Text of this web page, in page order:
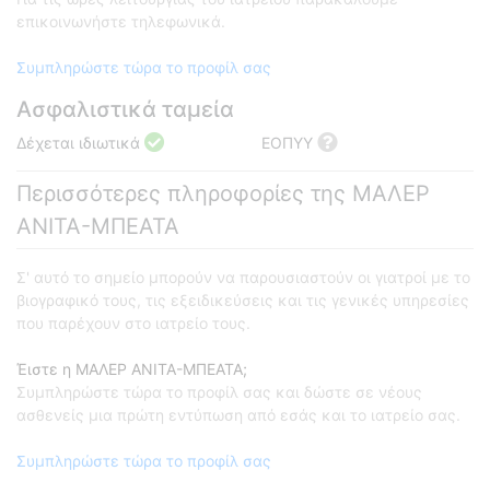
επικοινωνήστε τηλεφωνικά.
Συμπληρώστε τώρα το προφίλ σας
Ασφαλιστικά ταμεία
Δέχεται ιδιωτικά ΕΟΠΥΥ
Περισσότερες πληροφορίες της ΜΑΛΕΡ
ΑΝΙΤΑ-ΜΠΕΑΤΑ
Σ' αυτό το σημείο μπορούν να παρουσιαστούν οι γιατροί με το
βιογραφικό τους, τις εξειδικεύσεις και τις γενικές υπηρεσίες
που παρέχουν στο ιατρείο τους.
Έιστε η ΜΑΛΕΡ ΑΝΙΤΑ-ΜΠΕΑΤΑ;
Συμπληρώστε τώρα το προφίλ σας και δώστε σε νέους
ασθενείς μια πρώτη εντύπωση από εσάς και το ιατρείο σας.
Συμπληρώστε τώρα το προφίλ σας